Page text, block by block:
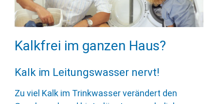
Kalkfrei im ganzen Haus?
Kalk im Leitungswasser nervt!
Zu viel Kalk im Trinkwasser verändert den